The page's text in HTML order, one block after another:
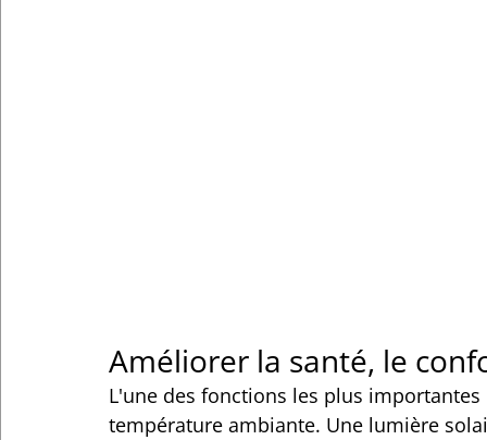
Améliorer la santé, le
L'une des fonctions les plus
température ambiante. Une lumière